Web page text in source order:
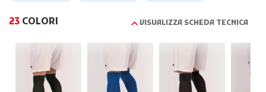
23 COLORI VISUALIZZA SCHEDA TECNICA